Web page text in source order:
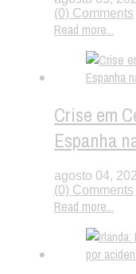
(0) Comments
Read more...
Crise em
Espanha
agosto 04,
(0) Comments
Read more...